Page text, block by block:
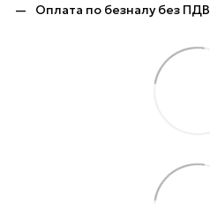
Оплата по безналу без ПДВ